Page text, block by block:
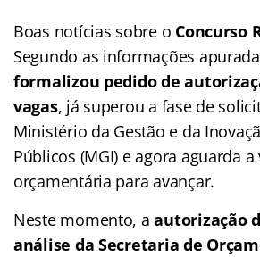
Boas notícias sobre o Concurso
Segundo as informações
formalizou pedido de
vagas, já superou a fase de
Ministério da Gestão e da
Públicos (MGI) e agora aguarda
orçamentária para avançar.
Neste momento, a autorização
análise da Secretaria de